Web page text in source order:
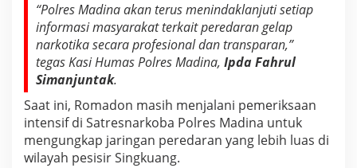
“Polres Madina akan terus menindaklanjuti setiap
informasi masyarakat terkait peredaran gelap
narkotika secara profesional dan transparan,”
tegas Kasi Humas Polres Madina, Ipda Fahrul
Simanjuntak.
Saat ini, Romadon masih menjalani pemeriksaan
intensif di Satresnarkoba Polres Madina untuk
mengungkap jaringan peredaran yang lebih luas di
wilayah pesisir Singkuang.